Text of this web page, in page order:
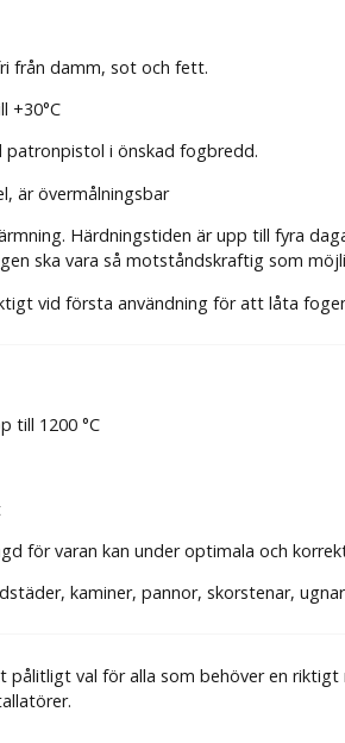
från damm, sot och fett.
+30°C
patronpistol i önskad fogbredd.
är övermålningsbar
Härdningstiden är upp till fyra
ska vara så motståndskraftig som
vid första användning för att låta
till 1200 °C
för varan kan under optimala och
kaminer, pannor, skorstenar, ugnar
pålitligt val för alla som behöver en